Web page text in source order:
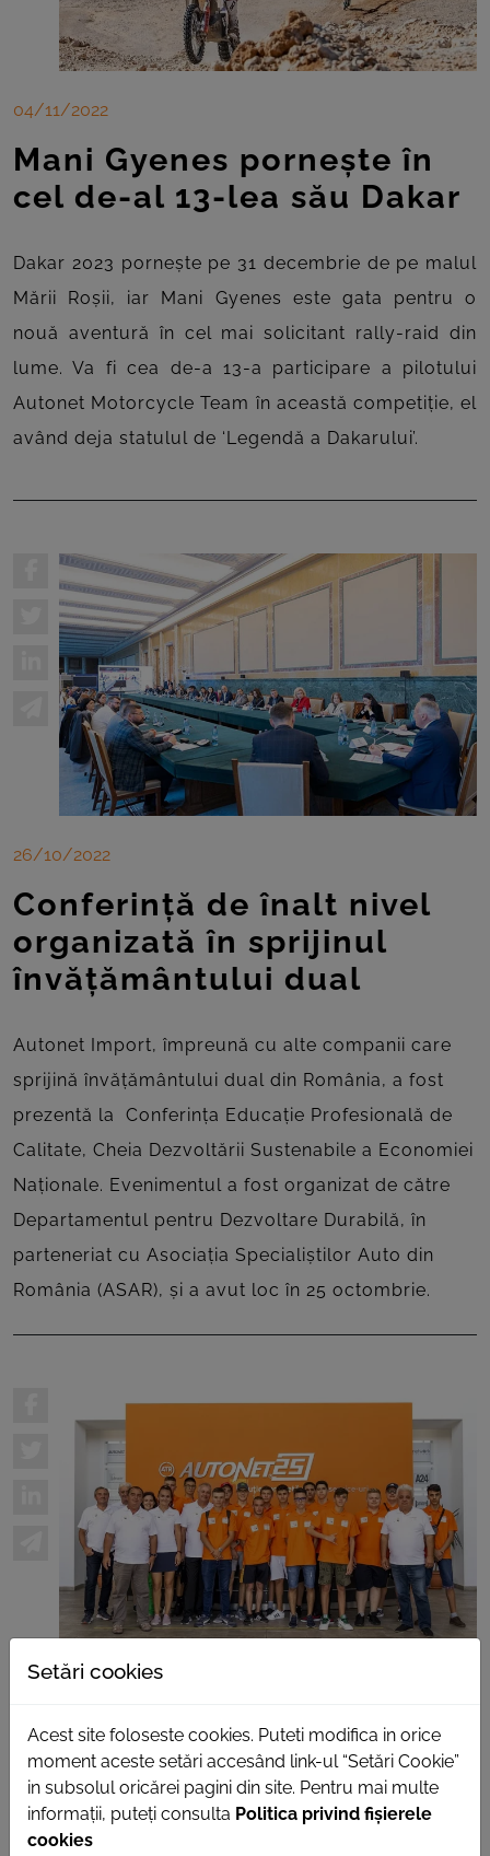
04/11/2022
Mani Gyenes pornește în
cel de-al 13-lea său Dakar
Dakar 2023 pornește pe 31 decembrie de pe malul
Mării Roșii, iar Mani Gyenes este gata pentru o
nouă aventură în cel mai solicitant rally-raid din
lume. Va fi cea de-a 13-a participare a pilotului
Autonet Motorcycle Team în această competiție, el
având deja statulul de ‘Legendă a Dakarului’.
26/10/2022
Conferință de înalt nivel
organizată în sprijinul
învățământului dual
Autonet Import, împreună cu alte companii care
sprijină învățământului dual din România, a fost
prezentă la Conferința Educație Profesională de
Calitate, Cheia Dezvoltării Sustenabile a Economiei
Naționale. Evenimentul a fost organizat de către
Departamentul pentru Dezvoltare Durabilă, în
parteneriat cu Asociația Specialiștilor Auto din
România (ASAR), și a avut loc în 25 octombrie.
204 elevi numără clasele
de învățământ dual
sprijinite de Autonet
Setări cookies
Acest site foloseste cookies. Puteti modifica in orice
moment aceste setări accesând link-ul “Setări Cookie”
in subsolul oricărei pagini din site. Pentru mai multe
informații, puteți consulta Politica privind fișierele
cookies